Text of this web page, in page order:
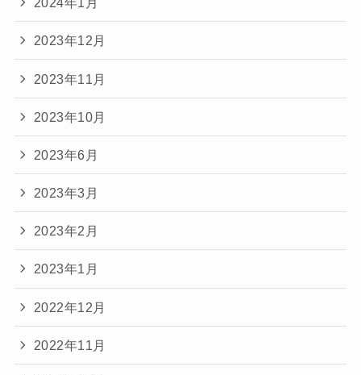
2023年12月
2023年11月
2023年10月
2023年6月
2023年3月
2023年2月
2023年1月
2022年12月
2022年11月